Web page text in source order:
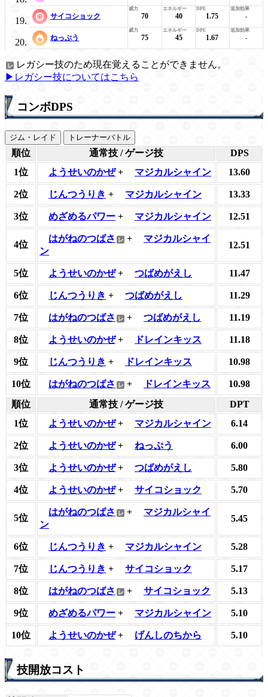
サイコショック 70 40 1.75 -
ねっぷう 75 45 1.67 -
レガシー技のため現在覚えることができません。
▶レガシー技についてはこちら
コンボDPS
ジム・レイド トレーナーバトル
順位 通常技 / ゲージ技
DPS
1位
ようせいのかぜ+ マジカルシャイン 13.60
2位 じんつうりき + マジカルシャイン 13.33
3位 めざめるパワー + マジカルシャイン 12.51
4位
はがねのつばさ +
マジカルシャイ
ン
12.51
5位 ようせいのかぜ+ つばめがえし 11.47
6位 じんつうりき + つばめがえし 11.29
7位 はがねのつばさ + つばめがえし 11.19
8位 ようせいのかぜ+ ドレインキッス 11.18
9位 じんつうりき + ドレインキッス 10.98
10位 はがねのつばさ + ドレインキッス
10.98
順位
通常技 / ゲージ技
DPT
1位
ようせいのかぜ+ マジカルシャイン 6.14
2位 ようせいのかぜ+ ねっぷう 6.00
3位 ようせいのかぜ+ つばめがえし 5.80
4位 ようせいのかぜ+ サイコショック 5.70
5位
はがねのつばさ +
マジカルシャイ
ン
5.45
6位 じんつうりき + マジカルシャイン 5.28
7位 じんつうりき + サイコショック 5.17
8位 はがねのつばさ + サイコショック 5.13
9位 めざめるパワー + マジカルシャイン 5.10
10位 ようせいのかぜ+ げんしのちから 5.10
技開放コスト